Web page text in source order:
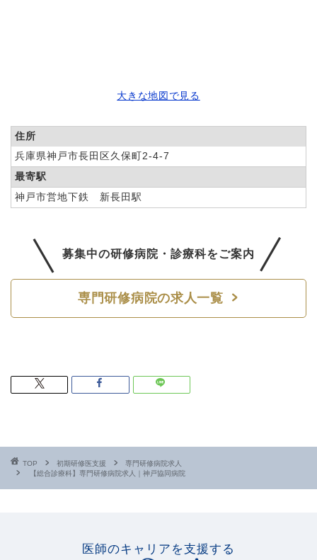
大きな地図で見る
住所
兵庫県神戸市長田区久保町2-4-7
最寄駅
神戸市営地下鉄 新長田駅
募集中の研修病院・診療科を ご案内
専門研修病院の求人一覧
TOP 初期研修医支援
専門研修病院求人
【総合診療科】専門研修病院求人｜神戸協同病院
医師のキャリアを支援する